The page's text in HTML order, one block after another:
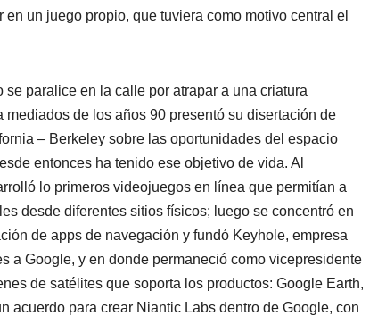
un juego propio, que tuviera como motivo central el
paralice en la calle por atrapar a una criatura
de los años 90 presentó su disertación de
– Berkeley sobre las oportunidades del espacio
entonces ha tenido ese objetivo de vida. Al
lo primeros videojuegos en línea que permitían a
desde diferentes sitios físicos; luego se concentró en
de apps de navegación y fundó Keyhole, empresa
a Google, y en donde permaneció como vicepresidente
de satélites que soporta los productos: Google Earth,
acuerdo para crear Niantic Labs dentro de Google, con